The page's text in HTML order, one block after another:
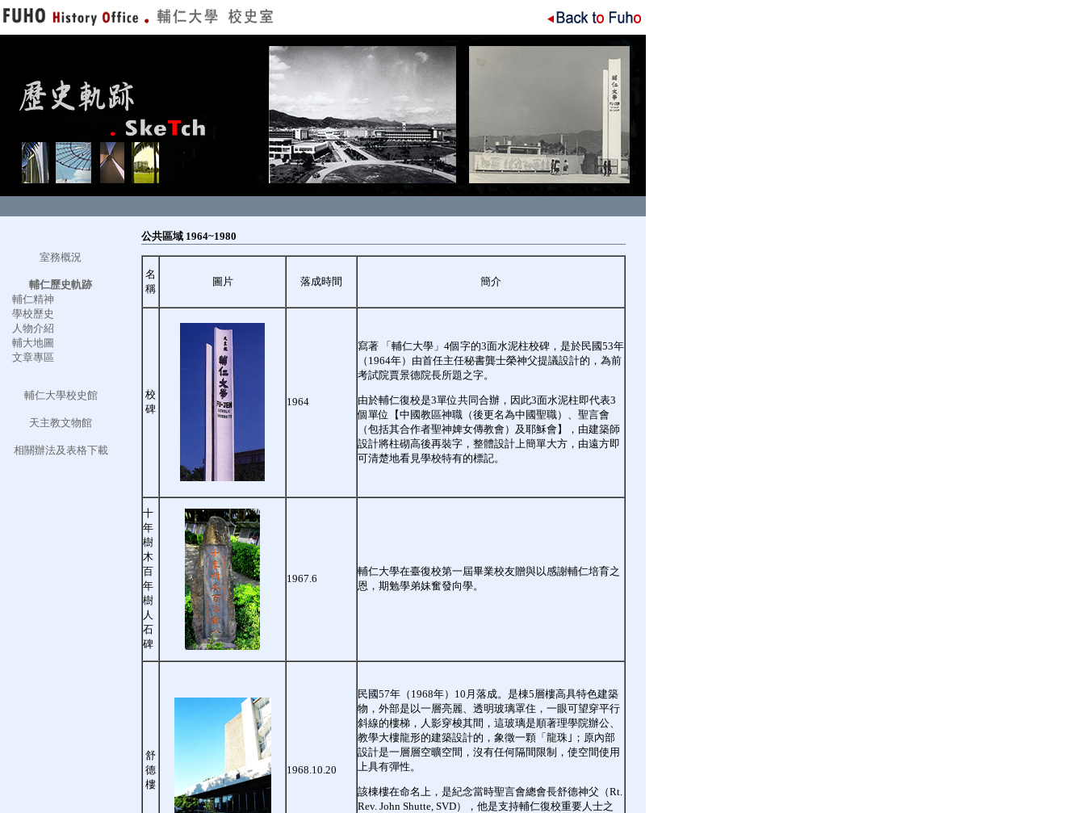
室務概況
輔仁歷史軌跡
輔仁精神
學校歷史
人物介紹
輔大地圖
文章專區
輔仁大學校史館
天主教文物館
相關辦法及表格下載
公共區域 1964~1980
名
稱
圖片 落成時間 簡介
校
碑
1964
寫著 「輔仁大學」4個字的3面水泥柱校碑，是於民國53年
（1964年）由首任主任秘書龔士榮神父提議設計的，為前
考試院賈景德院長所題之字。
由於輔仁復校是3單位共同合辦，因此3面水泥柱即代表3
個單位【中國教區神職（後更名為中國聖職）、聖言會
（包括其合作者聖神婢女傳教會）及耶穌會】，由建築師
設計將柱砌高後再裝字，整體設計上簡單大方，由遠方即
可清楚地看見學校特有的標記。
十
年
樹
木
百
年
樹
人
石
碑
1967.6
輔仁大學在臺復校第一屆畢業校友贈與以感謝輔仁培育之
恩，期勉學弟妹奮發向學。
舒
德
樓
1968.10.20
民國57年（1968年）10月落成。是棟5層樓高具特色建築
物，外部是以一層亮麗、透明玻璃罩住，一眼可望穿平行
斜線的樓梯，人影穿梭其間，這玻璃是順著理學院辦公、
教學大樓龍形的建築設計的，象徵一顆「龍珠｣；原內部
設計是一層層空曠空間，沒有任何隔間限制，使空間使用
上具有彈性。
該棟樓在命名上，是紀念當時聖言會總會長舒德神父（Rt.
Rev. John Shutte, SVD），他是支持輔仁復校重要人士之